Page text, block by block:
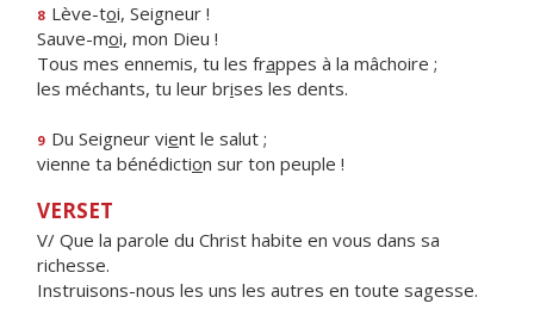
8 Lève-toi, Seigneur !
Sauve-moi, mon Dieu !
Tous mes ennemis, tu les frappes à la mâchoire ;
les méchants, tu leur brises les dents.
9 Du Seigneur vient le salut ;
vienne ta bénédiction sur ton peuple !
VERSET
V/ Que la parole du Christ habite en vous dans sa
richesse.
Instruisons-nous les uns les autres en toute sagesse.